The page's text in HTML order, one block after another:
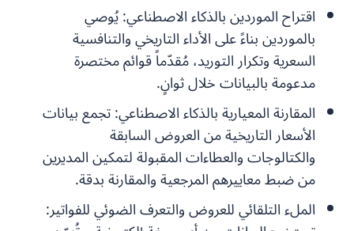
اقتراح الموردين بالذكاء الاصطناعي:يُوصي
بالموردين بناءً على الأداء التاريخي والتنافسية
السعرية وتكرار التوريد، مُقدّماً قوائم مختصرة
مدعومة بالبيانات خلال ثوانٍ.
المقارنة المعيارية بالذكاء الاصطناعي:تجمع بيانات
الأسعار التاريخية من العروض السابقة
والكتالوجات والعطاءات المقبولة لتمكين المديرين
من ضبط معاييرهم المرجعية والمقارنة بدقة.
الملء التلقائي للعروض والتعرف الضوئي للفواتير: